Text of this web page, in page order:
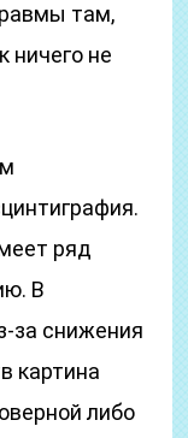
там,
ничего не
ряд
В
за снижения
картина
либо